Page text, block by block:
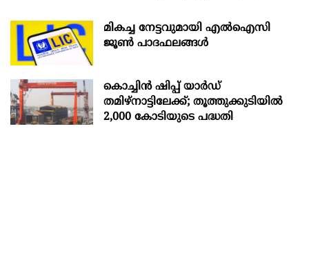
മികച്ച നേട്ടവുമായി എൽഐസി
ജൂൺ പാദഫലങ്ങൾ
കൊച്ചിന്‍ ഷിപ്പ് യാർഡ്
തമിഴ്നാട്ടിലേക്ക്; തൂത്തുക്കുടിയിൽ
2,000 കോടിയുടെ പദ്ധതി